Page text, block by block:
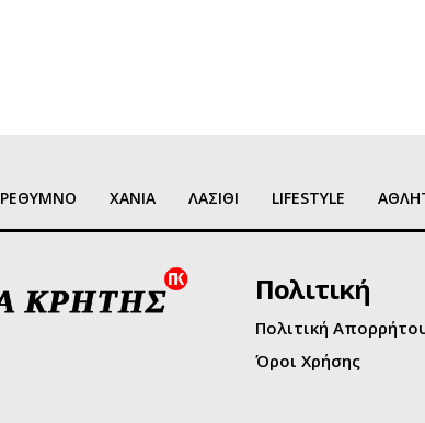
ΡΕΘΥΜΝΟ ΧΑΝΙΑ ΛΑΣΙΘΙ LIFESTYLE
Πολιτική
Πολιτική
Όροι Χρήσης